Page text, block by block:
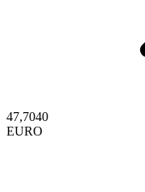
47,7040
EURO